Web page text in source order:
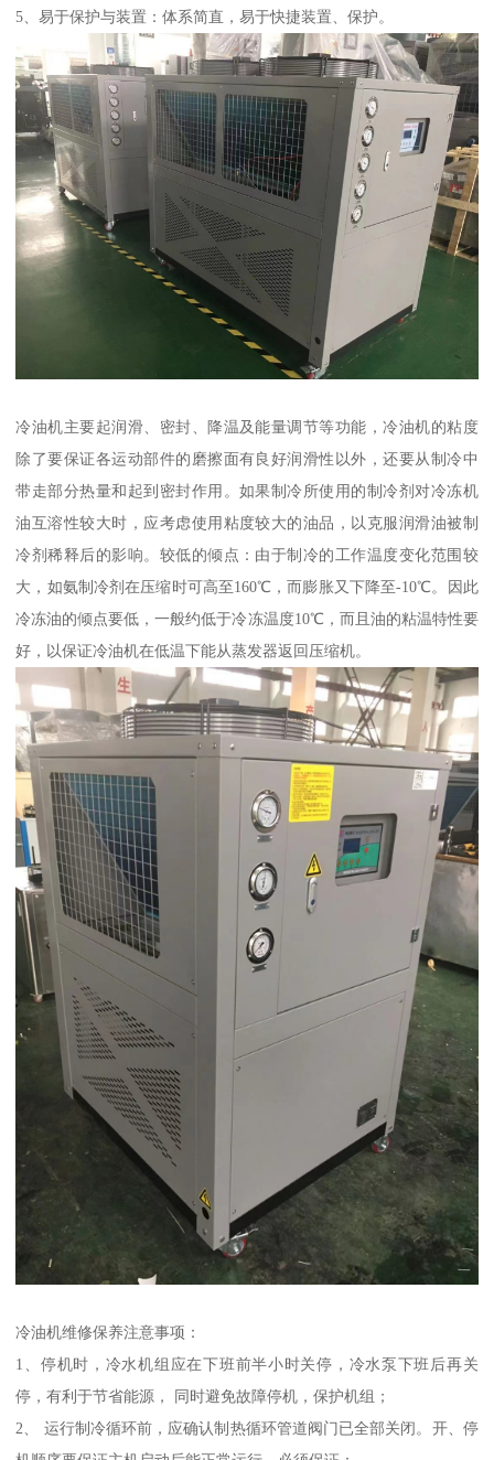
5、易于保护与装置：体系简直，易于快捷装置、保护。
冷油机主要起润滑、密封、降温及能量调节等功能，冷油机的粘度
除了要保证各运动部件的磨擦面有良好润滑性以外，还要从制冷中
带走部分热量和起到密封作用。如果制冷所使用的制冷剂对冷冻机
油互溶性较大时，应考虑使用粘度较大的油品，以克服润滑油被制
冷剂稀释后的影响。较低的倾点：由于制冷的工作温度变化范围较
大，如氨制冷剂在压缩时可高至160℃，而膨胀又下降至-10℃。因此
冷冻油的倾点要低，一般约低于冷冻温度10℃，而且油的粘温特性要
好，以保证冷油机在低温下能从蒸发器返回压缩机。
冷油机维修保养注意事项：
1、停机时，冷水机组应在下班前半小时关停，冷水泵下班后再关
停，有利于节省能源， 同时避免故障停机，保护机组；
2、 运行制冷循环前，应确认制热循环管道阀门已全部关闭。开、停